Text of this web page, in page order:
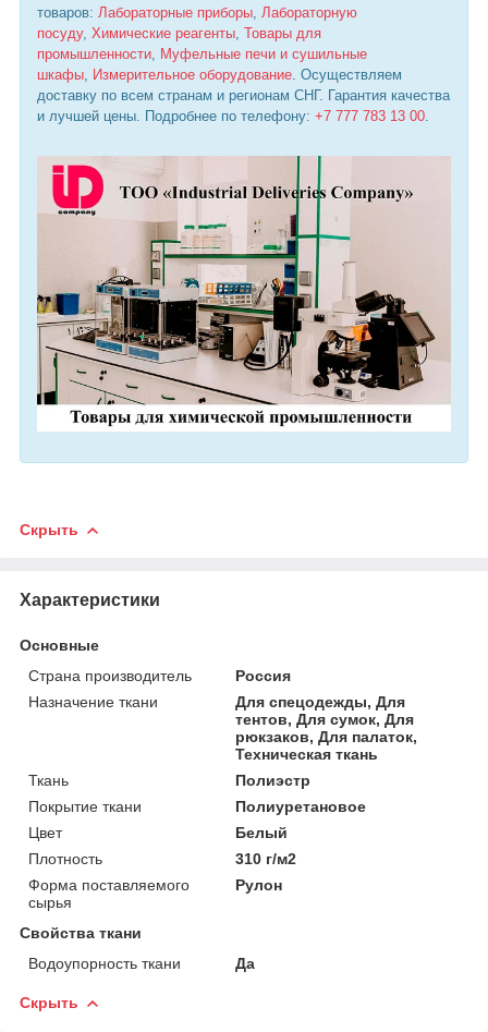
товаров: Лабораторные приборы, Лабораторную
посуду, Химические реагенты, Товары для
промышленности, Муфельные печи и сушильные
шкафы, Измерительное оборудование. Осуществляем
доставку по всем странам и регионам СНГ. Гарантия качества
и лучшей цены. Подробнее по телефону: +7 777 783 13 00.
Скрыть
Характеристики
Основные
Страна производитель
Россия
Назначение ткани
Для спецодежды, Для
тентов, Для сумок, Для
рюкзаков, Для палаток,
Техническая ткань
Ткань
Полиэстр
Покрытие ткани
Полиуретановое
Цвет
Белый
Плотность
310 г/м2
Форма поставляемого
сырья
Рулон
Свойства ткани
Водоупорность ткани
Да
Скрыть